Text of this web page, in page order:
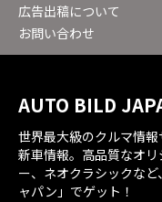
広告出稿について
お問い合わせ
AUTO BILD
世界最大級のクルマ情
新車情報。高品質なオ
ー、ネオクラシックな
ャパン」でゲット！